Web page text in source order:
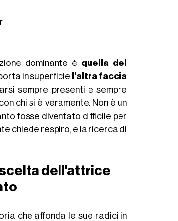
dominante è quella del
in superficie l’altra faccia
sempre presenti e sempre
chi si è veramente. Non è un
fosse diventato difficile per
chiede respiro, e la ricerca di
scelta dell'attrice
che affonda le sue radici in